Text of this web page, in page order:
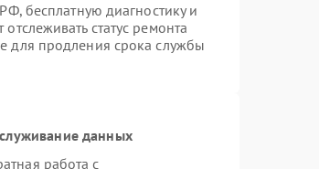
бесплатную диагностику и
статус ремонта
для продления срока службы
данных
работа с